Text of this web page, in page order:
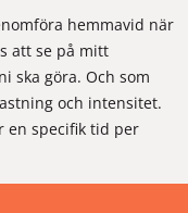
hemmavid när
att se på mitt
ska göra. Och som
och intensitet.
en specifik tid per